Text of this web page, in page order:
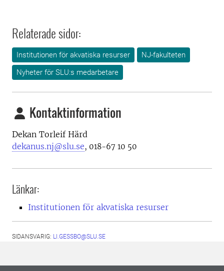
Relaterade sidor:
Institutionen för akvatiska resurser
NJ-fakulteten
Nyheter för SLU:s medarbetare
Kontaktinformation
Dekan Torleif Härd
dekanus.nj@slu.se, 018-67 10 50
Länkar:
Institutionen för akvatiska resurser
SIDANSVARIG: LI.GESSBO@SLU.SE